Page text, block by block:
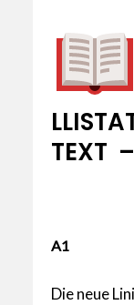
TEXT
A1
Die neue